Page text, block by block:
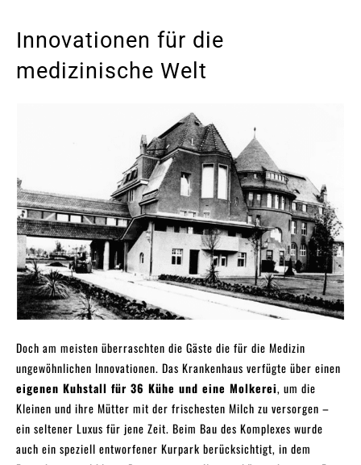
Innovationen für die
medizinische Welt
Doch am meisten überraschten die Gäste die für die Medizin
ungewöhnlichen Innovationen. Das Krankenhaus verfügte über einen
eigenen Kuhstall für 36 Kühe und eine Molkerei, um die
Kleinen und ihre Mütter mit der frischesten Milch zu versorgen –
ein seltener Luxus für jene Zeit. Beim Bau des Komplexes wurde
auch ein speziell entworfener Kurpark berücksichtigt, in dem